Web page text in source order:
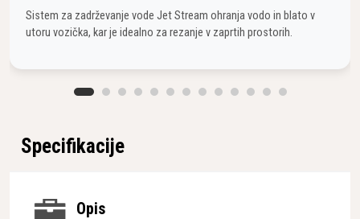
Sistem za zadrževanje vode Jet Stream ohranja vodo in blato v
utoru vozička, kar je idealno za rezanje v zaprtih prostorih.
Specifikacije
Opis